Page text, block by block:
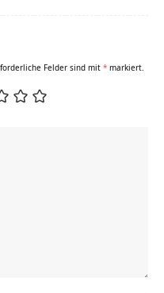
Felder sind mit * markiert.